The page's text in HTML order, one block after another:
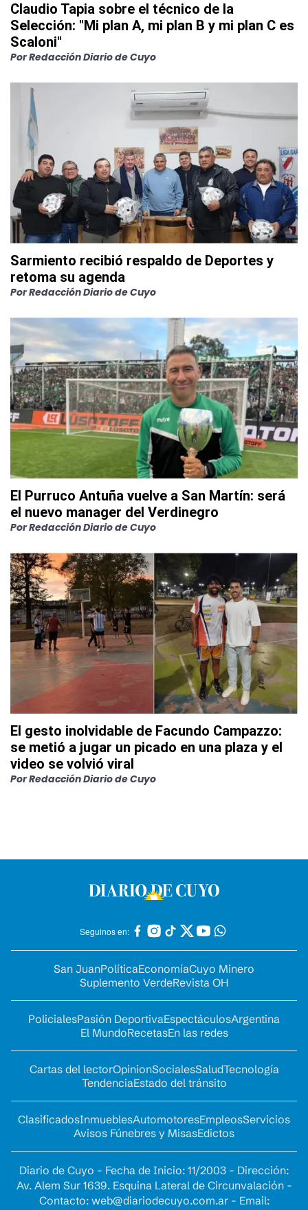
Claudio Tapia sobre el técnico de la
Selección: "Mi plan A, mi plan B y mi plan C es
Scaloni"
PorRedacción Diario de Cuyo
Sarmiento recibió respaldo de Deportes y
retoma su agenda
PorRedacción Diario de Cuyo
El Purruco Antuña vuelve a San Martín: será
el nuevo manager del Verdinegro
PorRedacción Diario de Cuyo
El gesto inolvidable de Facundo Campazzo:
se metió a jugar un picado en una plaza y el
video se volvió viral
PorRedacción Diario de Cuyo
Seguinos en:
San JuanPolíticaEconomíaCuyo Minero
Suplemento VerdeRevista OH
PolicialesPasión DeportivaEspectáculosArgentina
El MundoRecetasEn las redes
Cartas del lectorOpinionSocialesSaludTecnología
TendenciaEstado del tránsito
ClasificadosInmueblesAutomotoresEmpleosServicios
Avisos Fúnebres y MisasEdictos
Diario de Cuyo - Fecha de Inicio: 11/2003 - Dirección:
Av. Alem Sur 1639. Esquina Lateral de Circunvalación -
Contacto: web@diariodecuyo.com.ar- Email: